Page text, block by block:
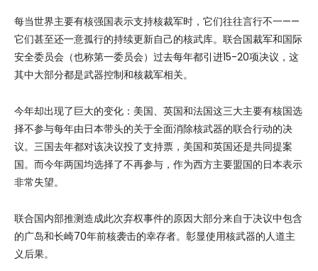
每当世界主要有核强国表示支持核裁军时，它们往往言行不一——
它们甚至还一意孤行的持续更新自己的核武库。联合国裁军和国际
安全委员会（也称第一委员会）过去每年都引进15-20项决议，这
其中大部分都是武器控制和核裁军相关。
今年却出现了巨大的变化：美国、英国和法国这三大主要有核国选
择不参与每年由日本带头的关于全面消除核武器的联合行动的决
议。三国去年都对该决议投了支持票，美国和英国还是共同提案
国。而今年两国均选择了不再参与，作为西方主要盟国的日本表示
非常失望。
联合国内部推测造成此次弃权事件的原因大部分来自于决议中包含
的广岛和长崎70年前核袭击的幸存者。彰显使用核武器的人道主
义后果。